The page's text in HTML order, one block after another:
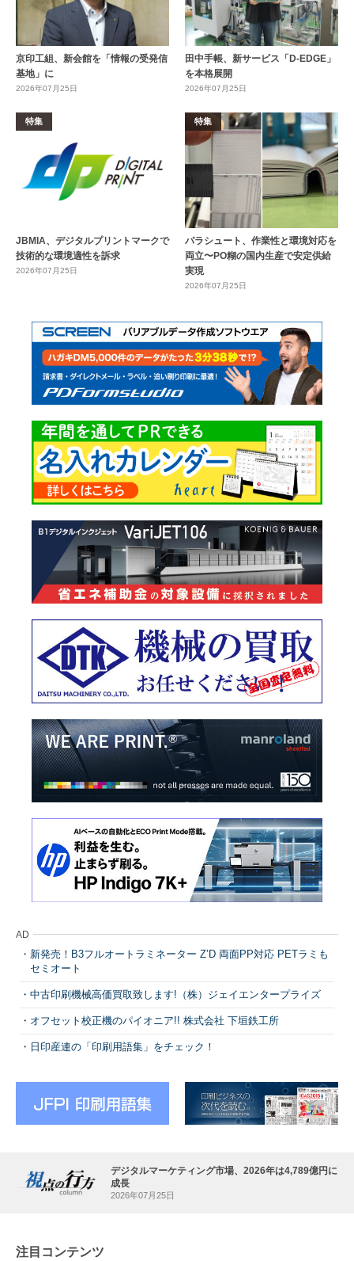
京印工組、新会館を「情報の受発信
基地」に
2026年07月25日
田中手帳、新サービス「D-EDGE」
を本格展開
2026年07月25日
特集
JBMIA、デジタルプリントマークで
技術的な環境適性を訴求
2026年07月25日
特集
パラシュート、作業性と環境対応を
両立〜PO糊の国内生産で安定供給
実現
2026年07月25日
AD
新発売！B3フルオートラミネーター Z’D 両面PP対応 PETラミも
セミオート
中古印刷機械高価買取致します!（株）ジェイエンタープライズ
オフセット校正機のパイオニア!! 株式会社 下垣鉄工所
日印産連の「印刷用語集」をチェック！
デジタルマーケティング市場、2026年は4,789億円に
成長
2026年07月25日
注目コンテンツ